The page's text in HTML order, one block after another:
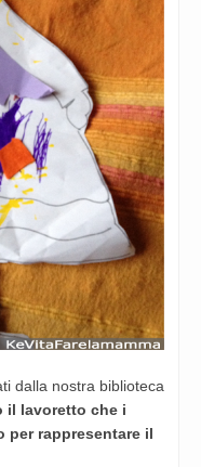
dalla nostra biblioteca
il lavoretto che i
rappresentare il